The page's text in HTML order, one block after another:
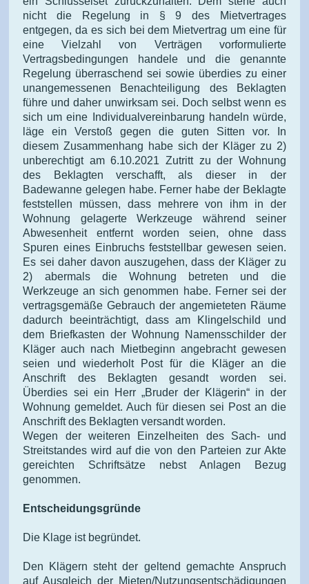
nicht die Regelung in § 9 des Mietvertrages
entgegen, da es sich bei dem Mietvertrag um eine für
eine Vielzahl von Verträgen vorformulierte
Vertragsbedingungen handele und die genannte
Regelung überraschend sei sowie überdies zu einer
unangemessenen Benachteiligung des Beklagten
führe und daher unwirksam sei. Doch selbst wenn es
sich um eine Individualvereinbarung handeln würde,
läge ein Verstoß gegen die guten Sitten vor. In
diesem Zusammenhang habe sich der Kläger zu 2)
unberechtigt am 6.10.2021 Zutritt zu der Wohnung
des Beklagten verschafft, als dieser in der
Badewanne gelegen habe. Ferner habe der Beklagte
feststellen müssen, dass mehrere von ihm in der
Wohnung gelagerte Werkzeuge während seiner
Abwesenheit entfernt worden seien, ohne dass
Spuren eines Einbruchs feststellbar gewesen seien.
Es sei daher davon auszugehen, dass der Kläger zu
2) abermals die Wohnung betreten und die
Werkzeuge an sich genommen habe. Ferner sei der
vertragsgemäße Gebrauch der angemieteten Räume
dadurch beeinträchtigt, dass am Klingelschild und
dem Briefkasten der Wohnung Namensschilder der
Kläger auch nach Mietbeginn angebracht gewesen
seien und wiederholt Post für die Kläger an die
Anschrift des Beklagten gesandt worden sei.
Überdies sei ein Herr „Bruder der Klägerin“ in der
Wohnung gemeldet. Auch für diesen sei Post an die
Anschrift des Beklagten versandt worden.
Wegen der weiteren Einzelheiten des Sach- und
Streitstandes wird auf die von den Parteien zur Akte
gereichten Schriftsätze nebst Anlagen Bezug
genommen.
Entscheidungsgründe
Die Klage ist begründet.
Den Klägern steht der geltend gemachte Anspruch
auf Ausgleich der Mieten/Nutzungsentschädigungen